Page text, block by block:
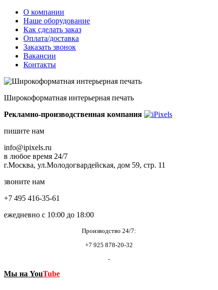
О компании
Наше оборудование
Как сделать заказ
Оплата/доставка
Заказать звонок
Вакансии
Контакты
Широкоформатная интерьерная печать
Рекламно-производственная компания
пишите нам
info@ipixels.ru
в любое время 24/7
г.Москва, ул.Молодогвардейская, дом 59, стр. 11
звоните нам
+7 495 416-35-61
ежедневно с 10:00 до 18:00
Производство 24/7:
+7 925 878-20-32
-
Мы на YouTube